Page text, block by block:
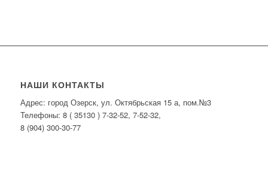
НАШИ КОНТАКТЫ
Адрес: город Озерск, ул. Октябрьская 15 а, пом.№3
Телефоны: 8 ( 35130 ) 7-32-52, 7-52-32,
8 (904) 300-30-77